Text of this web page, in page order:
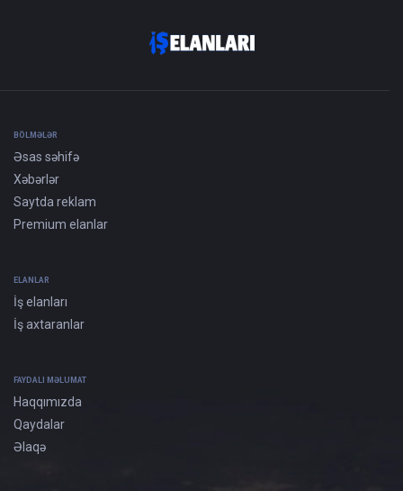
BÖLMƏLƏR
Əsas səhifə
Xəbərlər
Saytda reklam
Premium elanlar
ELANLAR
İş elanları
İş axtaranlar
FAYDALI MƏLUMAT
Haqqımızda
Qaydalar
Əlaqə